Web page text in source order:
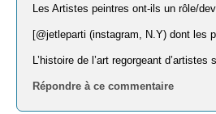
Les Artistes peintres ont-ils un rôle/
[@jetleparti (instagram, N.Y) dont les
L’histoire de l’art regorgeant
Répondre à ce commentaire